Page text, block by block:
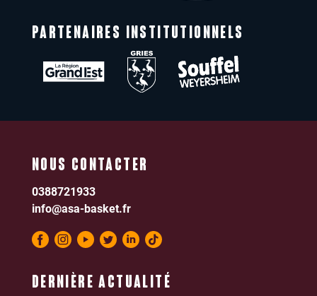
PARTENAIRES INSTITUTIONNELS
DERNIÈRE ACTUALITÉ
NOUS CONTACTER
0388721933
info@asa-basket.fr